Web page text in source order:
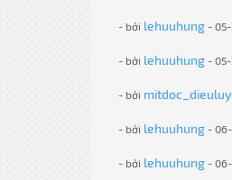
- bởi lehuuhung- 05-
- bởi lehuuhung- 05-
- bởi
- bởi lehuuhung- 06-
- bởi lehuuhung- 06-